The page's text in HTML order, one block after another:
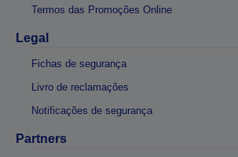
Termos das Promoções Online
Legal
Fichas de segurança
Livro de reclamações
Notificações de segurança
Partners